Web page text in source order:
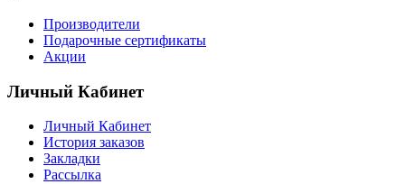
Производители
Подарочные сертификаты
Акции
Личный Кабинет
Личный Кабинет
История заказов
Закладки
Рассылка